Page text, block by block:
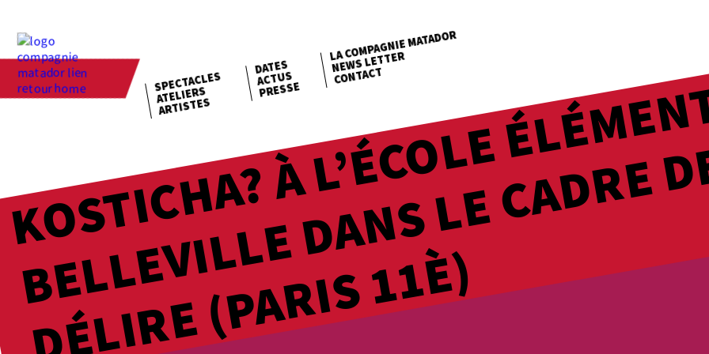
SPECTACLES
ATELIERS
ARTISTES
DATES
ACTUS
PRESSE
LA COMPAGNIE MATADOR
NEWS LETTER
CONTACT
)